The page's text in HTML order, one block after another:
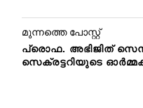
മുന്നത്തെ പോസ്റ്റ്
പ്രൊഫ. അഭിജിത്
സെക്രട്ടറിയുടെ